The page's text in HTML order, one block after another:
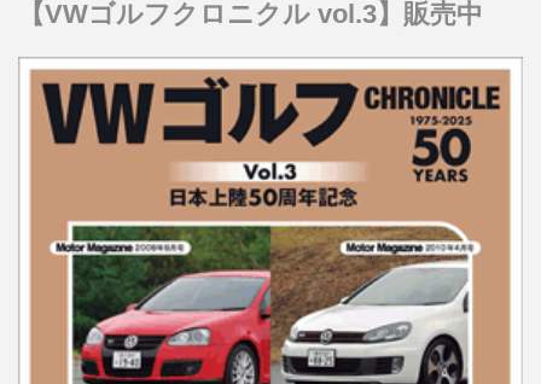
【VWゴルフクロニクル vol.3】販売中